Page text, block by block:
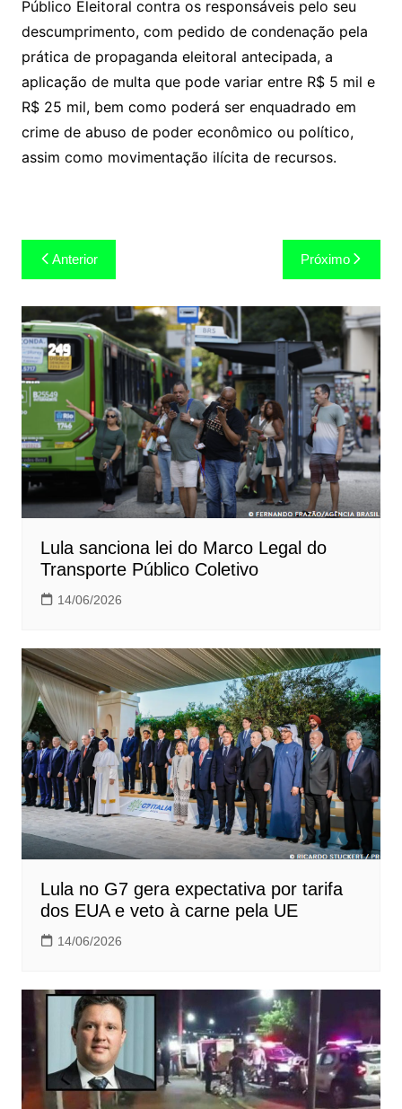
Público Eleitoral contra os responsáveis pelo seu
descumprimento, com pedido de condenação pela
prática de propaganda eleitoral antecipada, a
aplicação de multa que pode variar entre R$ 5 mil e
R$ 25 mil, bem como poderá ser enquadrado em
crime de abuso de poder econômico ou político,
assim como movimentação ilícita de recursos.
Navegação
de
Post
Anterior Próximo
Lula sanciona lei do Marco Legal do
Transporte Público Coletivo
14/06/2026
Lula no G7 gera expectativa por tarifa
dos EUA e veto à carne pela UE
14/06/2026